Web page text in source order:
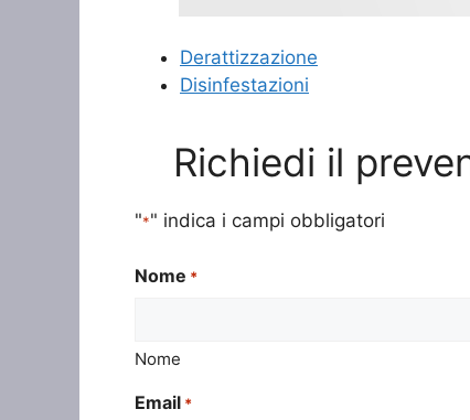
Derattizzazione
Disinfestazioni
Richiedi il
"*" indica i campi obbligatori
Nome *
Nome
Email *